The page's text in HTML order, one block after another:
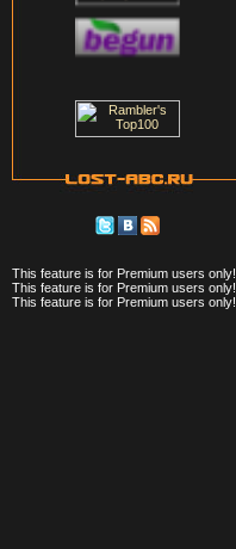
This feature is for Premium users only!
This feature is for Premium users only!
This feature is for Premium users only!